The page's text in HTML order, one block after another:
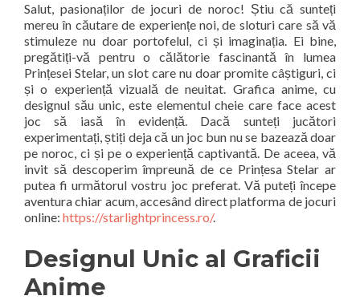
Salut, pasionaților de jocuri de noroc! Știu că sunteți
mereu în căutare de experiențe noi, de sloturi care să vă
stimuleze nu doar portofelul, ci și imaginația. Ei bine,
pregătiți-vă pentru o călătorie fascinantă în lumea
Prințesei Stelar, un slot care nu doar promite câștiguri, ci
și o experiență vizuală de neuitat. Grafica anime, cu
designul său unic, este elementul cheie care face acest
joc să iasă în evidență. Dacă sunteți jucători
experimentați, știți deja că un joc bun nu se bazează doar
pe noroc, ci și pe o experiență captivantă. De aceea, vă
invit să descoperim împreună de ce Prințesa Stelar ar
putea fi următorul vostru joc preferat. Vă puteți începe
aventura chiar acum, accesând direct platforma de jocuri
online: https://starlightprincess.ro/.
Designul Unic al Graficii
Anime